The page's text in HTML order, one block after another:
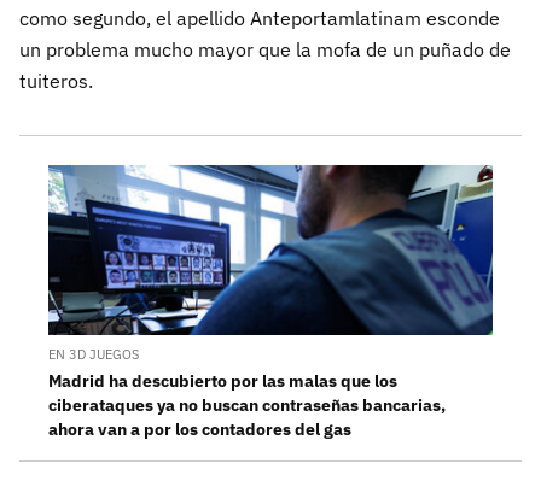
como segundo, el apellido Anteportamlatinam esconde
un problema mucho mayor que la mofa de un puñado de
tuiteros.
EN 3D JUEGOS
Madrid ha descubierto por las malas que los
ciberataques ya no buscan contraseñas bancarias,
ahora van a por los contadores del gas